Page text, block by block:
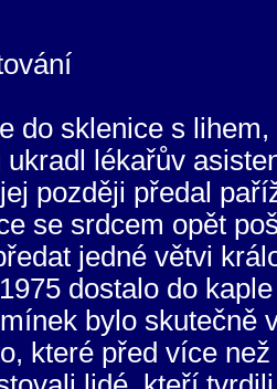
do sklenice s
ukradl lékařův
později předal
se srdcem opět
jedné větvi
dostalo do
bylo skutečně
které před více